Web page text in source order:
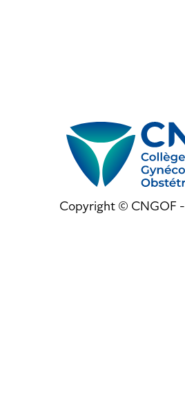
Copyright © CNGOF -